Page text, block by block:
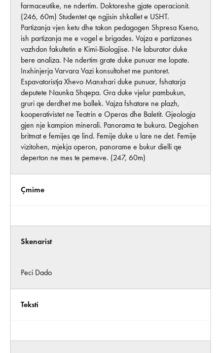
farmaceutike, ne ndertim. Doktoreshe gjate operacionit.
(246, 60m) Studentet qe ngjisin shkallet e USHT.
Partizanja vjen ketu dhe takon pedagogen Shpresa Kseno,
ish partizanja me e vogel e brigades. Vajza e partizanes
vazhdon fakultetin e Kimi-Biologjise. Ne laburator duke
bere analiza. Ne ndertim grate duke punuar me lopate.
Inxhinjerja Varvara Vazi konsultohet me puntoret.
Espavatoristja Xhevo Manxhari duke punuar, fshatarja
deputete Naunka Shqepa. Gra duke vjelur pambukun,
gruri qe derdhet me bollek. Vajza fshatare ne plazh,
kooperativistet ne Teatrin e Operas dhe Baletit. Gjeologja
gjen nje kampion minerali. Panorama te bukura. Degjohen
britmat e femijes qe lind. Femije duke u lare ne det. Femije
vizitohen, mjekja operon, panorame e bukur dielli qe
deperton ne mes te pemeve. (247, 60m)
Çmime
Skenarist
Peci Dado
Teksti